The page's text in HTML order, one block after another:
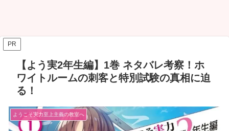
PR
【よう実2年生編】1巻 ネタバレ考察！ホ
ワイトルームの刺客と特別試験の真相に迫
る！
ようこそ実力至上主義の教室へ